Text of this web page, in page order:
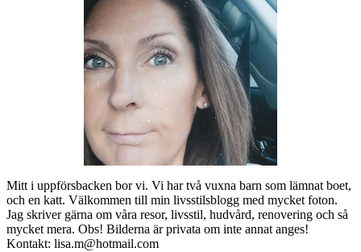
Mitt i uppförsbacken bor vi. Vi har två vuxna barn som lämnat boet,
och en katt. Välkommen till min livsstilsblogg med mycket foton.
Jag skriver gärna om våra resor, livsstil, hudvård, renovering och så
mycket mera. Obs! Bilderna är privata om inte annat anges!
Kontakt: lisa.m@hotmail.com